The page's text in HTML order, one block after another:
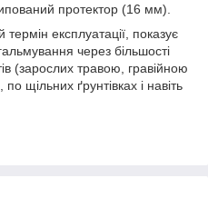
протектор (16 мм).
експлуатації, показує
через більшості
(зарослих травою, гравійною
щільних ґрунтівках і навіть